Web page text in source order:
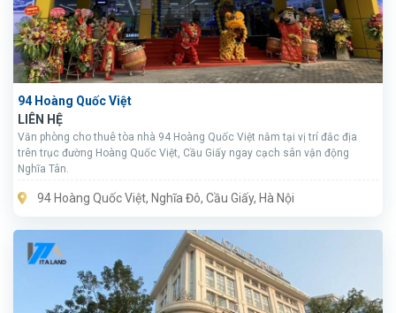
94 Hoàng Quốc Việt
LIÊN HỆ
Văn phòng cho thuê tòa nhà 94 Hoàng Quốc Việt nằm tại vị trí đắc địa
trên trục đường Hoàng Quốc Việt, Cầu Giấy ngay cạch sân vận động
Nghĩa Tân.
94 Hoàng Quốc Việt, Nghĩa Đô, Cầu Giấy, Hà Nội